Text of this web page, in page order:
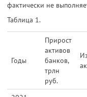
фактически не
Таблица 1.
Годы
Прирост
активов
банков,
трлн
руб.